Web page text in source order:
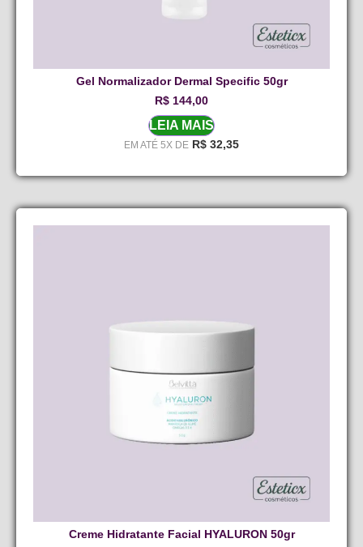
Gel Normalizador Dermal Specific 50gr
R$ 144,00
LEIA MAIS
EM ATÉ 5X DE R$ 32,35
Creme Hidratante Facial HYALURON 50gr